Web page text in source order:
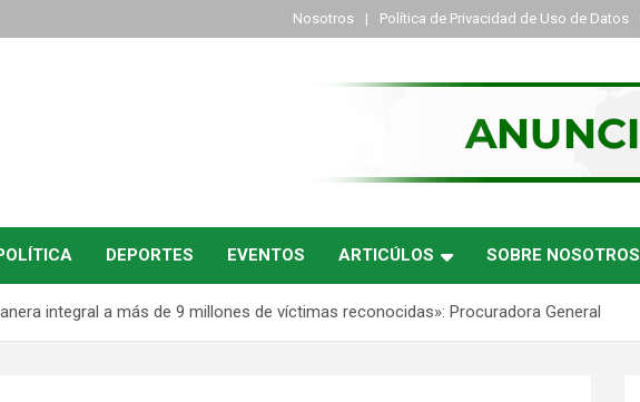
Nosotros Política de Privacidad de Uso de Datos
DEPORTES EVENTOS ARTICÚLOS SOBRE NOSOTROS
integral a más de 9 millones de víctimas reconocidas»: Procuradora General